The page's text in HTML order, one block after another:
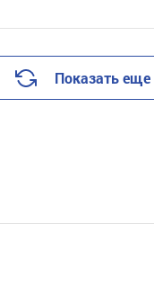
Показать еще